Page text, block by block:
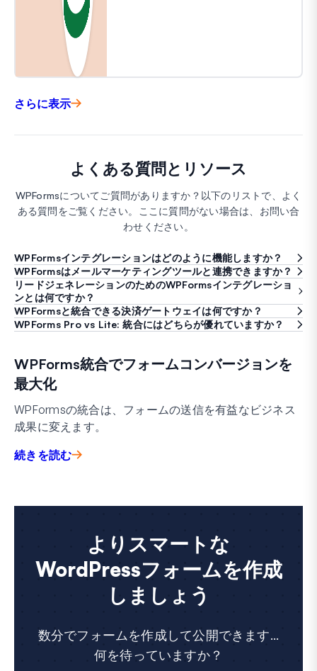
さらに表示
よくある質問とリソース
WPFormsについてご質問がありますか？以下のリストで、よく
ある質問をご覧ください。ここに質問がない場合は、お問い合
わせください。
WPFormsインテグレーションはどのように機能しますか？
WPFormsはメールマーケティングツールと連携できますか？
リードジェネレーションのためのWPFormsインテグレーショ
ンとは何ですか？
WPFormsと統合できる決済ゲートウェイは何ですか？
WPForms Pro vs Lite: 統合にはどちらが優れていますか？
WPForms統合でフォームコンバージョンを
最大化
WPFormsの統合は、フォームの送信を有益なビジネス
成果に変えます。
続きを読む
よりスマートな
WordPressフォームを作成
しましょう
数分でフォームを作成して公開できます...
何を待っていますか？